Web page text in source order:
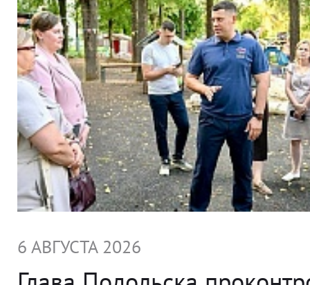
6 АВГУСТА 2026